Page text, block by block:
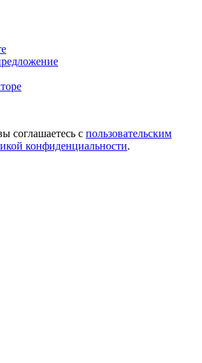
соглашаетесь с пользовательским
конфиденциальности.